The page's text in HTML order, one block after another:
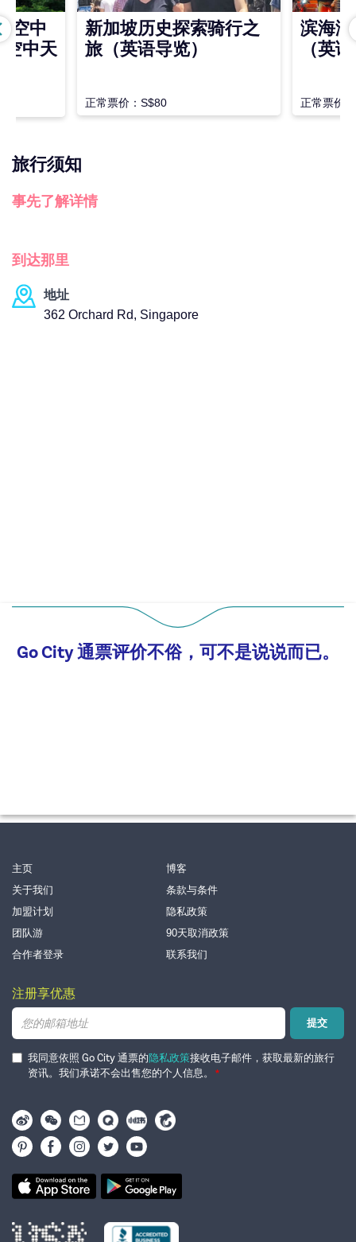
空中
空中天
新加坡历史探索骑行之
旅（英语导览）
正常票价：S$80
滨海
（英
正常票价
旅行须知
事先了解详情
到达那里
地址
362 Orchard Rd, Singapore
Go City 通票评价不俗，可不是说说而已。
主页
博客
关于我们
条款与条件
加盟计划
隐私政策
团队游
90天取消政策
合作者登录
联系我们
注册享优惠
电
邮
提交
我同意依照 Go City 通票的 隐私政策接收电子邮件，获取最新的旅行
资讯。我们承诺不会出售您的个人信息。